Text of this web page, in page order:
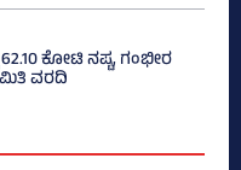
62.10 ಕೋಟಿ ನಷ್ಟ, ಗಂಭೀರ
ವರದಿ